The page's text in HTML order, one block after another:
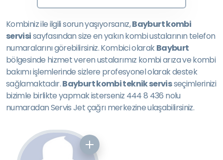
Kombiniz ile ilgili sorun yaşıyorsanız,Bayburt kombi
servisisayfasından size en yakın kombi ustalarının telefon
numaralarını görebilirsiniz. Kombici olarakBayburt
bölgesinde hizmet veren ustalarımız kombi arıza ve kombi
bakımı işlemlerinde sizlere profesyonel olarak destek
sağlamaktadır.Bayburt kombi teknik servisseçimlerinizi
bizimle birlikte yapmak isterseniz 444 8 436 nolu
numaradan Servis Jet çağrı merkezine ulaşabilirsiniz.